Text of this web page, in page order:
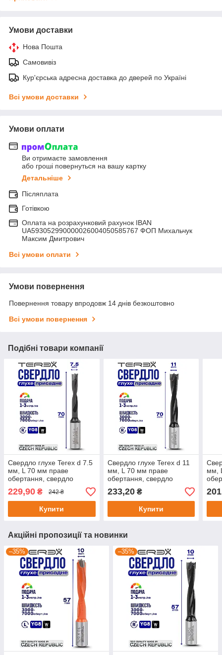
Умови доставки
Нова Пошта
Самовивіз
Кур'єрська адресна доставка до дверей по Україні
Всі умови доставки
Умови оплати
Ви отримаєте замовлення
або гроші повернуться на вашу картку
Детальніше
Післяплата
Готівкою
Оплата на розрахунковий рахунок IBAN
UA593052990000026004050585767 ФОП Михальчук
Максим Дмитрович
Всі умови оплати
Умови повернення
Повернення товару впродовж 14 днів безкоштовно
Всі умови повернення
Подібні товари компанії
Свердло глухе Terex d 7.5
мм, L 70 мм праве
обертання, свердло
свердлильно-присадного
верстата
229,90 ₴ 242 ₴
Купити
Свердло глухе Terex d 11
мм, L 70 мм праве
обертання, свердло
свердлильно-присадного
верстата
233,20₴
Купити
мм,
ЧПУ
Акційні пропозиції та новинки
–35% –35%